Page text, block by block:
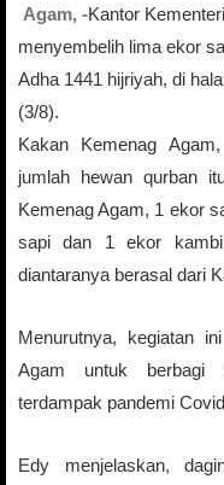
Agam, -Kantor
menyembelih lima ekor
Adha 1441 hijriyah, di
(3/8).
Kakan Kemenag
jumlah hewan qurban
Kemenag Agam, 1 ekor
sapi dan 1 ekor
diantaranya berasal dari
Menurutnya, kegiatan
Agam untuk berbagi
terdampak pandemi
Edy menjelaskan,